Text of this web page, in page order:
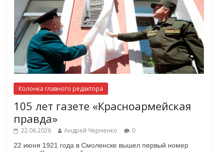
Колонка главного редактора
105 лет газете «Красноармейская
правда»
22.06.2026 Андрей Черненко 0
22 июня 1921 года в Смоленске вышел первый номер